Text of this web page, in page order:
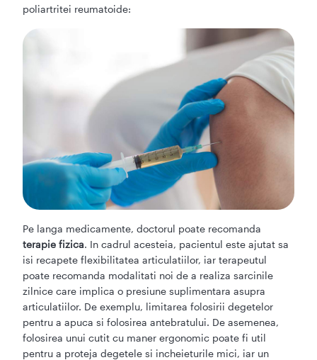
poliartritei reumatoide:
Pe langa medicamente, doctorul poate recomanda
terapie fizica. In cadrul acesteia, pacientul este ajutat sa
isi recapete flexibilitatea articulatiilor, iar terapeutul
poate recomanda modalitati noi de a realiza sarcinile
zilnice care implica o presiune suplimentara asupra
articulatiilor. De exemplu, limitarea folosirii degetelor
pentru a apuca si folosirea antebratului. De asemenea,
folosirea unui cutit cu maner ergonomic poate fi util
pentru a proteja degetele si incheieturile mici, iar un